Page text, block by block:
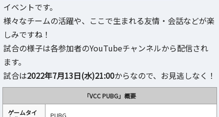
イベントです。
様々なチームの活躍や、ここで生まれる友情・会話などが楽
しみですね！
試合の様子は各参加者のYouTubeチャンネルから配信され
ます。
試合は2022年7月13日(水)21:00からなので、お見逃しなく！
「VCC PUBG」概要
ゲームタイ
PUBG